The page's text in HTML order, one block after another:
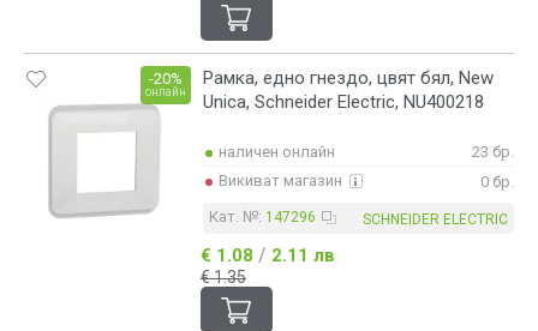
Рамка, едно гнездо, цвят бял, New
Unica, Schneider Electric, NU400218
-20%
онлайн
наличен онлайн
23 бр.
Викиват магазин
0 бр.
Кат. №: 147296 SCHNEIDER ELECTRIC
€ 1.08 / 2.11 лв
€ 1.35